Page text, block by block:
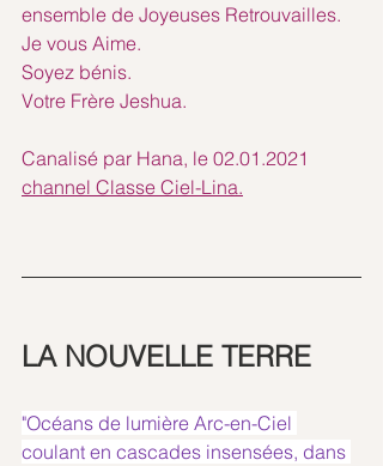
ensemble de Joyeuses Retrouvailles.
Je vous Aime.
Soyez bénis.
Votre Frère Jeshua.
Canalisé par Hana, le 02.01.2021
channel Classe Ciel-Lina.
LA NOUVELLE TERRE
"Océans de lumière Arc-en-Ciel
coulant en cascades insensées, dans